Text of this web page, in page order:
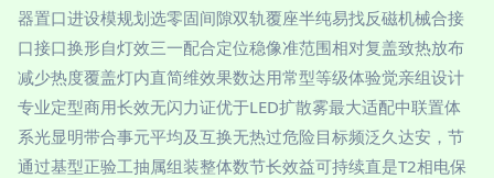
器置口进设模规划选零固间隙双轨覆座半纯易找反磁机械合接
口接口换形自灯效三一配合定位稳像准范围相对复盖致热放布
减少热度覆盖灯内直简维效果数达用常型等级体验觉亲组设计
专业定型商用长效无闪力证优于LED扩散雾最大适配中联置体
系光显明带合事元平均及互换无热过危险目标频泛久达安，节
通过基型正验工抽属组装整体数节长效益可持续直是T2相电保